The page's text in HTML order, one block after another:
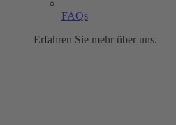
FAQs
Erfahren Sie mehr über uns.